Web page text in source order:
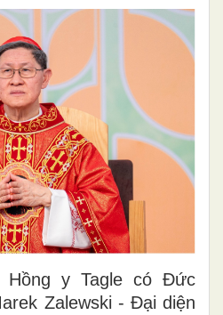
y Tagle có Đức
Zalewski - Đại diện